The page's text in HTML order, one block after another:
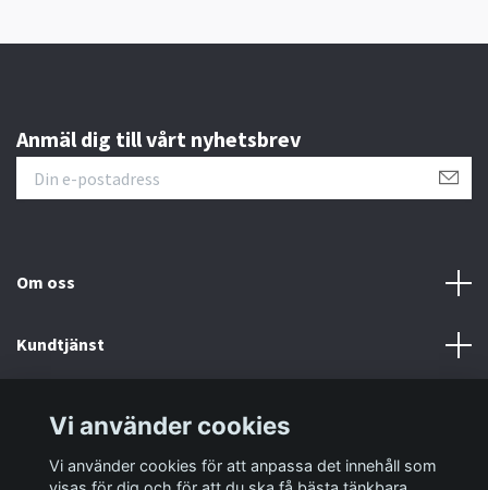
Anmäl dig till vårt nyhetsbrev
Om oss
Kundtjänst
Sociala medier
Vi använder cookies
Vi använder cookies för att anpassa det innehåll som